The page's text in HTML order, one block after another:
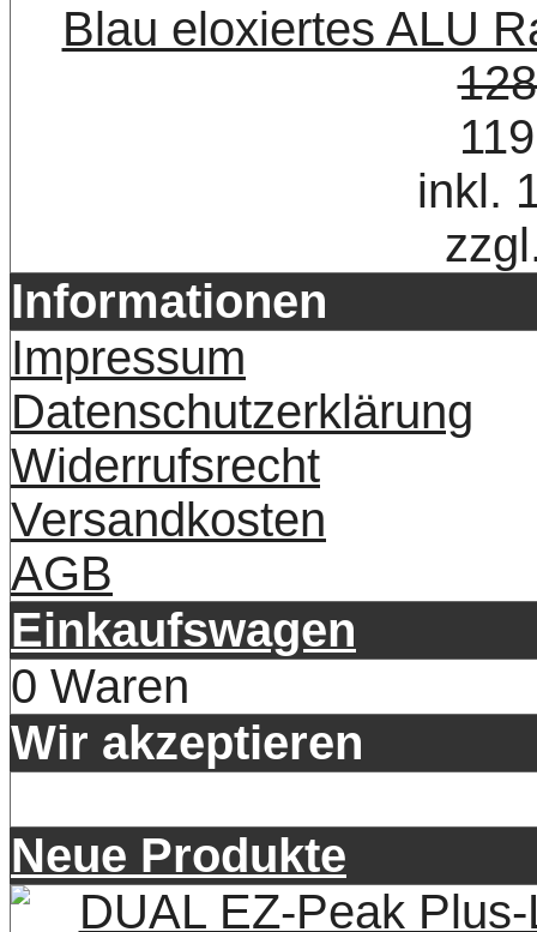
Blau eloxiertes ALU
inkl.
Informationen
Impressum
Datenschutzerklärung
Widerrufsrecht
Versandkosten
AGB
Einkaufswagen
0 Waren
Wir akzeptieren
Neue Produkte